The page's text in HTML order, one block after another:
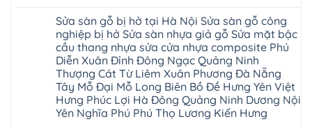
Ninh
hưng
yên
Lâm
Thao
Tam
Nông
hải
phòng
Thanh
Thủy
Tân
Bắc
Ninh
Gia
Lâm
Hà
Nam
Hà
Nội
Hưng
Yên
Đông
Anh
thanh
oai
ứng
hòa
long
biên
sài
gòn
đông
anh
sóc
sơn
Nội
Sửa
sàn
nhựa
giả
gỗ
Sửa
mặt
bậc
cầu
thang
nhựa
bình
luận
ở
Sửa
chữa
sàn
gỗ
tại
Hà
Nội
Sửa
sàn
Sửa sàn gỗ bị hở tại Hà Nội Sửa sàn gỗ công
nghiệp bị hở Sửa sàn nhựa giả gỗ Sửa mặt bậc
cầu thang nhựa sửa cửa nhựa composite Phú
Diễn Xuân Đỉnh Đông Ngạc Quảng Ninh
Thượng Cát Từ Liêm Xuân Phương Đà Nẵng
Tây Mỗ Đại Mỗ Long Biên Bồ Đề Hưng Yên Việt
Hưng Phúc Lợi Hà Đông Quảng Ninh Dương Nội
Yên Nghĩa Phú Phú Thọ Lương Kiến Hưng